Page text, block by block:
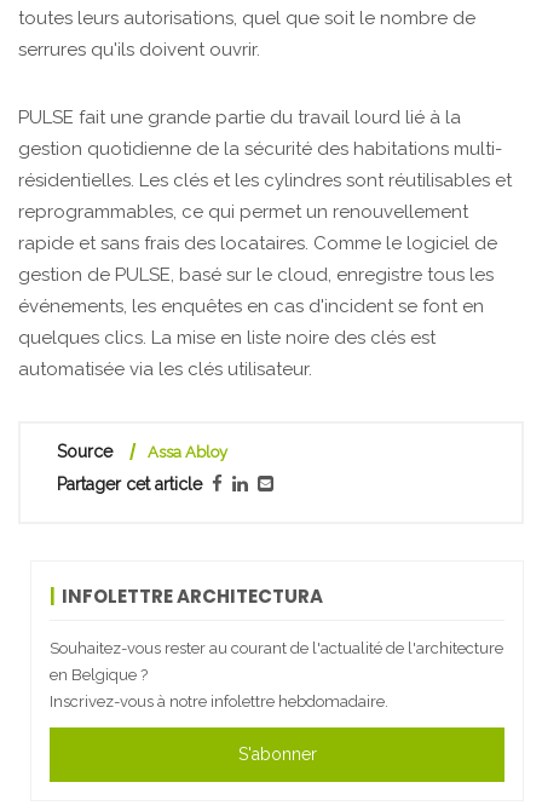
toutes leurs autorisations, quel que soit le nombre de
serrures qu'ils doivent ouvrir.
PULSE fait une grande partie du travail lourd lié à la
gestion quotidienne de la sécurité des habitations multi-
résidentielles. Les clés et les cylindres sont réutilisables et
reprogrammables, ce qui permet un renouvellement
rapide et sans frais des locataires. Comme le logiciel de
gestion de PULSE, basé sur le cloud, enregistre tous les
événements, les enquêtes en cas d'incident se font en
quelques clics. La mise en liste noire des clés est
automatisée via les clés utilisateur.
Source Assa Abloy
Partager cet article
INFOLETTRE ARCHITECTURA
Souhaitez-vous rester au courant de l'actualité de l'architecture
en Belgique ?
Inscrivez-vous à notre infolettre hebdomadaire.
S'abonner